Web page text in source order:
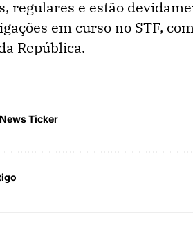
regulares e estão
em curso no STF,
República.
News Ticker